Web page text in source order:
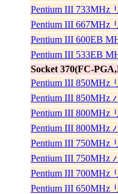
Pentium III 733MHz
Pentium III 667MHz
Pentium III 600EB
Pentium III 533EB
Socket 370(FC-
Pentium III 850MHz
Pentium III 850MHz
Pentium III 800MHz
Pentium III 800MHz
Pentium III 750MHz
Pentium III 750MHz
Pentium III 700MHz
Pentium III 650MHz